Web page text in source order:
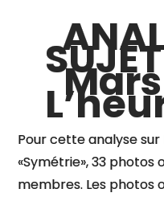
Pour cette analyse
«Symétrie», 33
membres. Les photos